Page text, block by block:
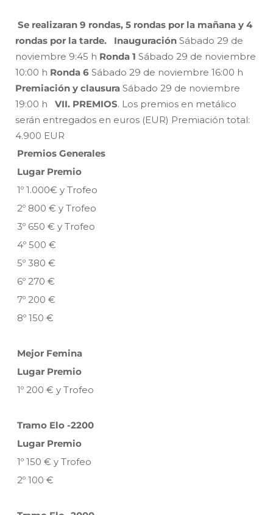
Se realizaran 9 rondas, 5 rondas por la mañana y 4
rondas por la tarde.
Inauguración Sábado 29 de
noviembre 9:45 h Ronda 1 Sábado 29 de noviembre
10:00 h Ronda 6 Sábado 29 de noviembre 16:00 h
Premiación y clausura Sábado 29 de noviembre
19:00 h VII. PREMIOS. Los premios en metálico
serán entregados en euros (EUR) Premiación total:
4.900 EUR
Premios Generales
Lugar Premio
1º 1.000€ y Trofeo
2º 800 € y Trofeo
3º 650 € y Trofeo
4º 500 €
5º 380 €
6º 270 €
7º 200 €
8º 150 €
Mejor Femina
Lugar Premio
1º 200 € y Trofeo
Tramo Elo -2200
Lugar Premio
1º 150 € y Trofeo
2º 100 €